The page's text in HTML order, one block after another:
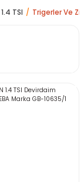
1.4 TSI Trigerler Ve